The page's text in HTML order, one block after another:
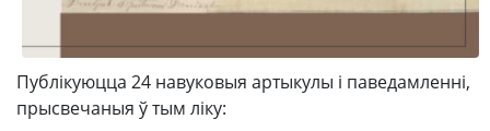
Публікуюцца 24 навуковыя артыкулы і паведамленні,
прысвечаныя ў тым ліку: